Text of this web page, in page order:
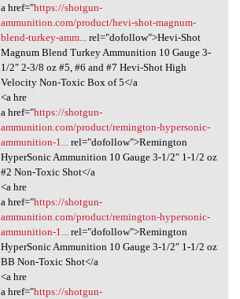
a href="https://shotgun-
ammunition.com/product/hevi-shot-magnum-
blend-turkey-amm...rel="dofollow">Hevi-Shot
Magnum Blend Turkey Ammunition 10 Gauge 3-
1/2″ 2-3/8 oz #5, #6 and #7 Hevi-Shot High
Velocity Non-Toxic Box of 5</a
<a hre
a href="https://shotgun-
ammunition.com/product/remington-hypersonic-
ammunition-1...rel="dofollow">Remington
HyperSonic Ammunition 10 Gauge 3-1/2″ 1-1/2 oz
#2 Non-Toxic Shot</a
<a hre
a href="https://shotgun-
ammunition.com/product/remington-hypersonic-
ammunition-1...rel="dofollow">Remington
HyperSonic Ammunition 10 Gauge 3-1/2″ 1-1/2 oz
BB Non-Toxic Shot</a
<a hre
a href="https://shotgun-